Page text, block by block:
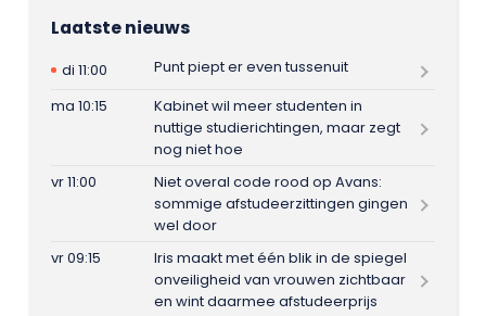
Laatste nieuws
di 11:00
Punt piept er even tussenuit
ma 10:15
Kabinet wil meer studenten in
nuttige studierichtingen, maar zegt
nog niet hoe
vr 11:00
Niet overal code rood op Avans:
sommige afstudeerzittingen gingen
wel door
vr 09:15
Iris maakt met één blik in de spiegel
onveiligheid van vrouwen zichtbaar
en wint daarmee afstudeerprijs